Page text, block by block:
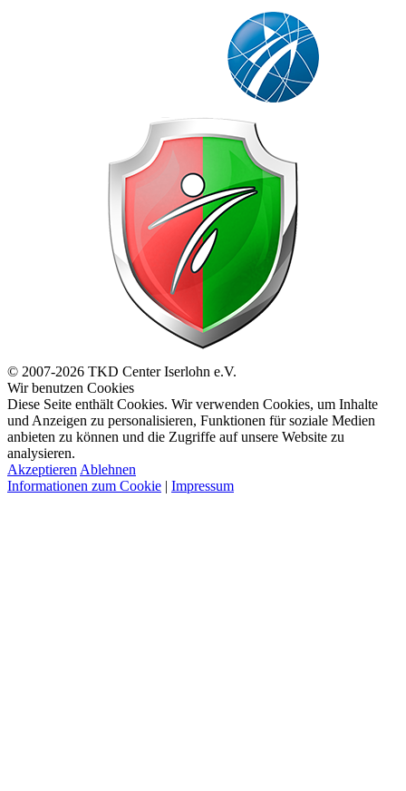
© 2007-2026 TKD Center Iserlohn e.V.
Wir benutzen Cookies
Diese Seite enthält Cookies. Wir verwenden Cookies, um Inhalte
und Anzeigen zu personalisieren, Funktionen für soziale Medien
anbieten zu können und die Zugriffe auf unsere Website zu
analysieren.
Akzeptieren Ablehnen
Informationen zum Cookie | Impressum